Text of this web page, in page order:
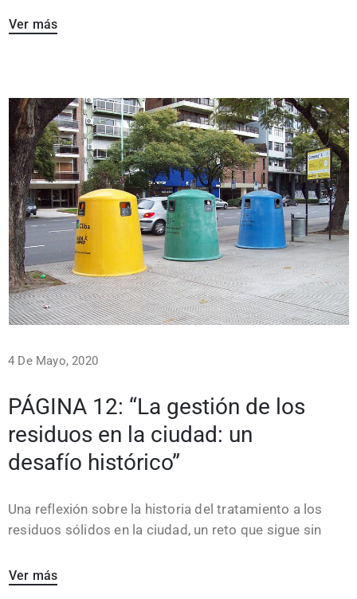
Ver más
4 De Mayo, 2020
PÁGINA 12: “La gestión de los
residuos en la ciudad: un
desafío histórico”
Una reflexión sobre la historia del tratamiento a los
residuos sólidos en la ciudad, un reto que sigue sin
Ver más